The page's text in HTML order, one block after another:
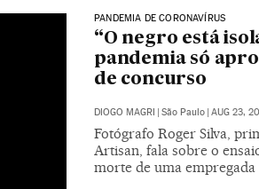
PANDEMIA DE CORONAVÍRUS
“O negro está
pandemia só
de concurso
DIOGO MAGRI | São Paulo | AUG 23,
Fotógrafo Roger Silva,
Artisan, fala sobre o
morte de uma